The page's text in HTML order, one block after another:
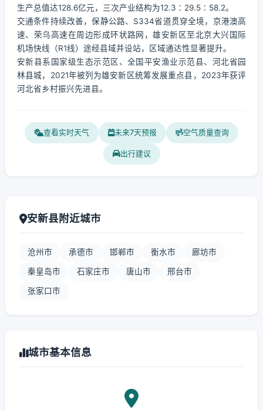
生产总值达128.6亿元，三次产业结构为12.3∶29.5∶58.2。
交通条件持续改善，保静公路、S334省道贯穿全境，京港澳高
速、荣乌高速在周边形成环状路网，雄安新区至北京大兴国际
机场快线（R1线）途经县域并设站，区域通达性显著提升。
安新县系国家级生态示范区、全国平安渔业示范县、河北省园
林县城，2021年被列为雄安新区统筹发展重点县，2023年获评
河北省乡村振兴先进县。
查看实时天气 未来7天预报 空气质量查询
出行建议
安新县附近城市
沧州市 承德市 邯郸市 衡水市 廊坊市
秦皇岛市 石家庄市 唐山市 邢台市
张家口市
城市基本信息